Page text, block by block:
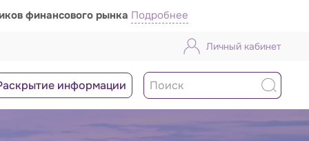
финансового рынка Подробнее
Личный кабинет
информации